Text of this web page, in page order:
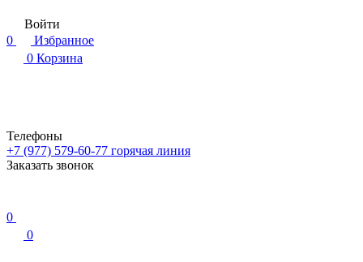
Войти
0
Избранное
0 Корзина
Телефоны
+7 (977) 579-60-77 горячая линия
Заказать звонок
0
0